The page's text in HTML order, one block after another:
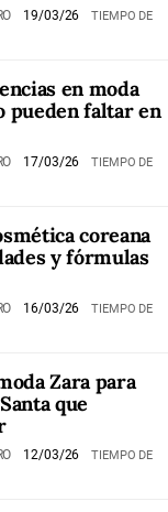
19/03/26
TIEMPO DE
en moda
pueden faltar en
17/03/26
TIEMPO DE
coreana
y fórmulas
16/03/26
TIEMPO DE
Zara para
que
12/03/26
TIEMPO DE